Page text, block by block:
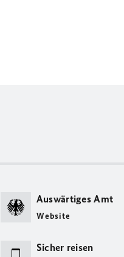
Auswärtiges Amt
Website
Sicher reisen